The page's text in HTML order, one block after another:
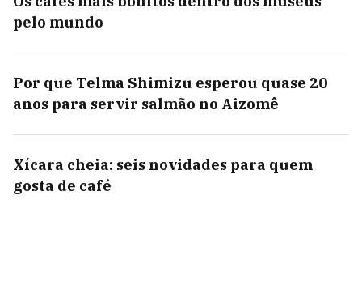
pelo mundo
Por que Telma Shimizu esperou quase 20
anos para servir salmão no Aizomê
Xícara cheia: seis novidades para quem
gosta de café